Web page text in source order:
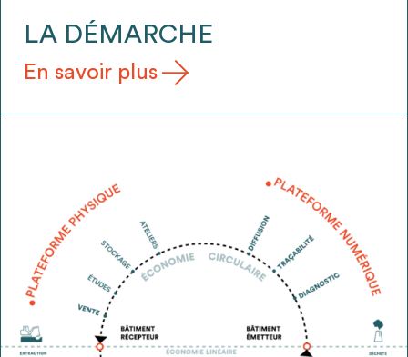
LA DÉMARCHE
En savoir plus